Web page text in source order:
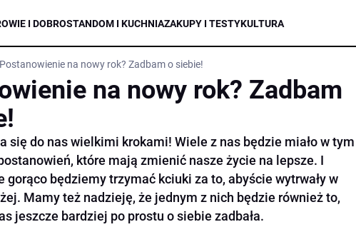
I DOBROSTANDOM I KUCHNIAZAKUPY I TESTYKULTURA
Postanowienie na nowy rok? Zadbam o siebie!
na nowy rok? Zadbam
się do nas wielkimi krokami! Wiele z nas będzie miało w tym
które mają zmienić nasze życie na lepsze. I
gorąco będziemy trzymać kciuki za to, abyście wytrwały w
Mamy też nadzieję, że jednym z nich będzie również to,
jeszcze bardziej po prostu o siebie zadbała.